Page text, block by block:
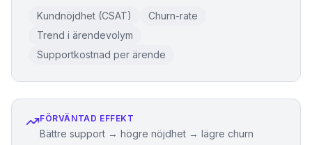
Kundnöjdhet (CSAT)
Churn-rate
Trend i ärendevolym
Supportkostnad per ärende
FÖRVÄNTAD EFFEKT
Bättre support → högre nöjdhet → lägre churn